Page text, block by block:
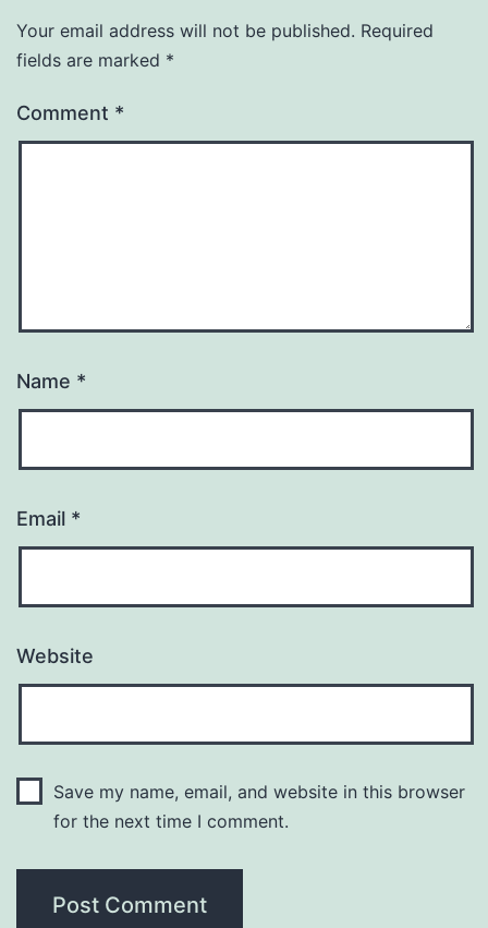
Your email address will not be published. Required
fields are marked *
Comment *
Name *
Email *
Website
Save my name, email, and website in this browser
for the next time I comment.